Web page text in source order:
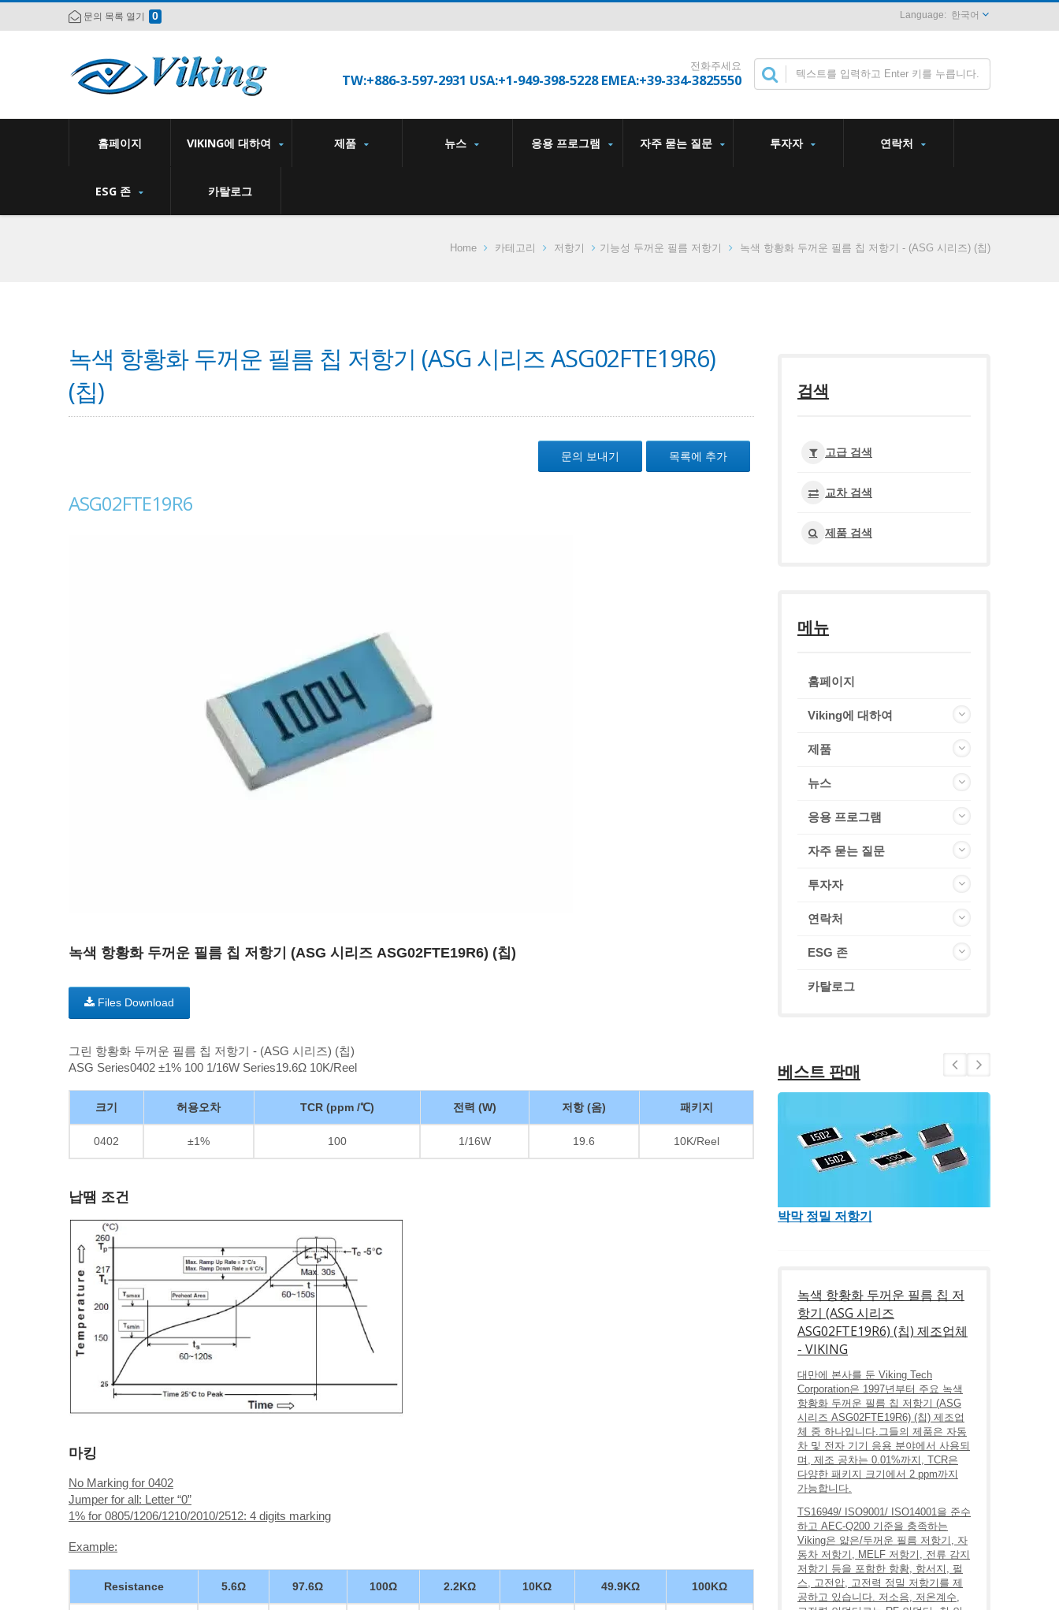
문의 목록 열기 0 한국어
전화주세요
TW:+886-3-597-2931 USA:+1-949-398-5228 EMEA:+39-334-3825550
홈페이지 VIKING에 대하여 제품 뉴스 응용 프로그램 자주 묻는 질문 투자자 연락처
ESG 존 카탈로그
Home 카테고리 저항기 기능성 두꺼운 필름 저항기 녹색 항황화 두꺼운 필름 칩 저항기 - (ASG 시리즈) (칩)
녹색 항황화 두꺼운 필름 칩 저항기 (ASG 시리즈 ASG02FTE19R6)
(칩)
문의 보내기 목록에 추가
ASG02FTE19R6
녹색 항황화 두꺼운 필름 칩 저항기 (ASG 시리즈 ASG02FTE19R6) (칩)
Files Download
그린 항황화 두꺼운 필름 칩 저항기 - (ASG 시리즈) (칩)
ASG Series0402 ±1% 100 1/16W Series19.6Ω 10K/Reel
크기 허용오차 TCR (ppm /℃) 전력 (W) 저항 (옴) 패키지
0402 ±1% 100 1/16W 19.6 10K/Reel
납땜 조건
마킹
No Marking for 0402
Jumper for all: Letter “0”
1% for 0805/1206/1210/2010/2512: 4 digits marking
Example:
Resistance 5.6Ω 97.6Ω 100Ω 2.2KΩ 10KΩ 49.9KΩ 100KΩ
검색
고급 검색
교차 검색
제품 검색
메뉴
홈페이지
Viking에 대하여
제품
뉴스
응용 프로그램
자주 묻는 질문
투자자
연락처
ESG 존
카탈로그
베스트 판매
박막 정밀 저항기
녹색 항황화 두꺼운 필름 칩 저
항기 (ASG 시리즈
ASG02FTE19R6) (칩) 제조업체
- VIKING
대만에 본사를 둔 Viking Tech
Corporation은 1997년부터 주요 녹색
항황화 두꺼운 필름 칩 저항기 (ASG
시리즈 ASG02FTE19R6) (칩) 제조업
체 중 하나입니다.그들의 제품은 자동
차 및 전자 기기 응용 분야에서 사용되
며, 제조 공차는 0.01%까지, TCR은
다양한 패키지 크기에서 2 ppm까지
가능합니다.
TS16949/ ISO9001/ ISO14001을 준수
하고 AEC-Q200 기준을 충족하는
Viking은 얇은/두꺼운 필름 저항기, 자
동차 저항기, MELF 저항기, 전류 감지
저항기 등을 포함한 항황, 항서지, 펄
스, 고전압, 고전력 정밀 저항기를 제
공하고 있습니다. 저소음, 저온계수,